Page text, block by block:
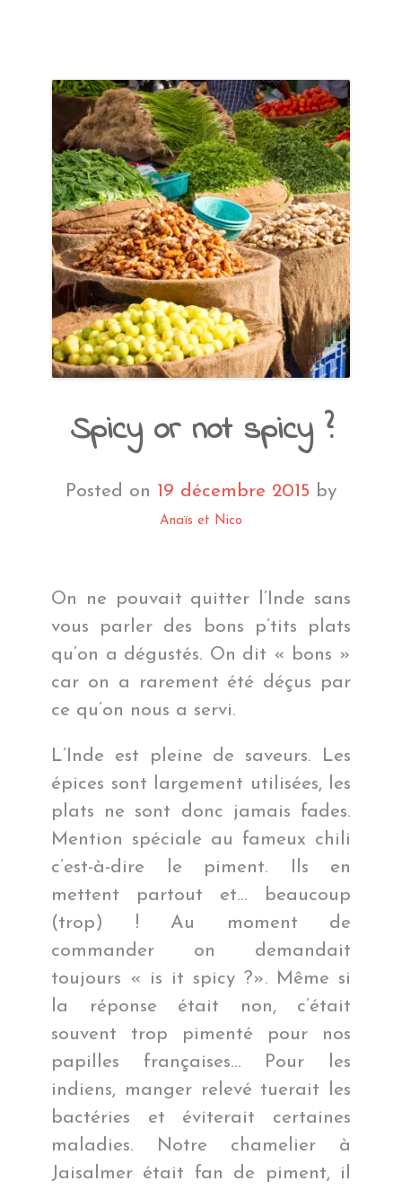
PRÉSENTATION
AVANT DE PARTIR
CARNET DE ROUTE
EN IMAGES
NOS BONNES ADRESSES
Spicy or not spicy ?
Posted on 19 décembre 2015 by
Anaïs et Nico
On ne pouvait quitter l’Inde sans
vous parler des bons p’tits plats
qu’on a dégustés. On dit « bons »
car on a rarement été déçus par
ce qu’on nous a servi.
L’Inde est pleine de saveurs. Les
épices sont largement utilisées, les
plats ne sont donc jamais fades.
Mention spéciale au fameux chili
c’est-à-dire le piment. Ils en
mettent partout et… beaucoup
(trop) ! Au moment de
commander on demandait
toujours « is it spicy ?». Même si
la réponse était non, c’était
souvent trop pimenté pour nos
papilles françaises… Pour les
indiens, manger relevé tuerait les
bactéries et éviterait certaines
maladies. Notre chamelier à
Jaisalmer était fan de piment, il